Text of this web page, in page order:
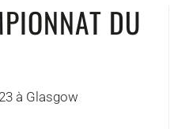
DU
à Glasgow